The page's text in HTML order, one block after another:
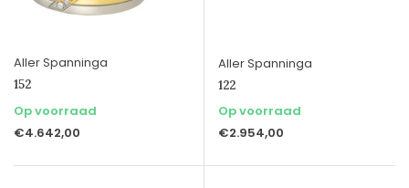
Aller Spanninga
152
Op voorraad
€4.642,00
Aller Spanninga
122
Op voorraad
€2.954,00